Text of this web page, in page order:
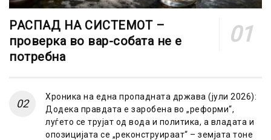
РАСПАД НА СИСТЕМОТ –
проверка во вар-собата не е
потребна
Хроника на една пропадната држава (јули 2026):
Додека правдата е заробена во „реформи“,
луѓето се трујат од вода и политика, а владата и
опозицијата се „реконструираат“ – земјата тоне